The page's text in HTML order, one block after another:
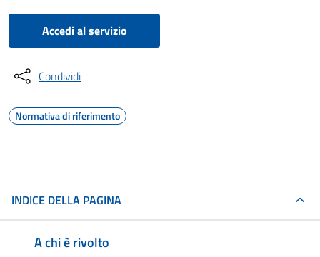
Accedi al servizio
Condividi
Normativa di riferimento
INDICE DELLA PAGINA
A chi è rivolto